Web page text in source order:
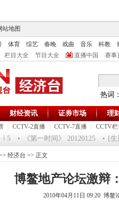
站地图
体育 综艺 春晚 戏曲 音乐 科教
栏目大全 节目大全 直播中国 赛事
热词：
CCTV-2直播 CCTV-7直播 CCTV
财经资讯 证券市场 理
《第一时间》 20120125 [生财
经济台 >> 正文
博鳌地产论坛激辩
2010年04月11日 09:20 博鳌